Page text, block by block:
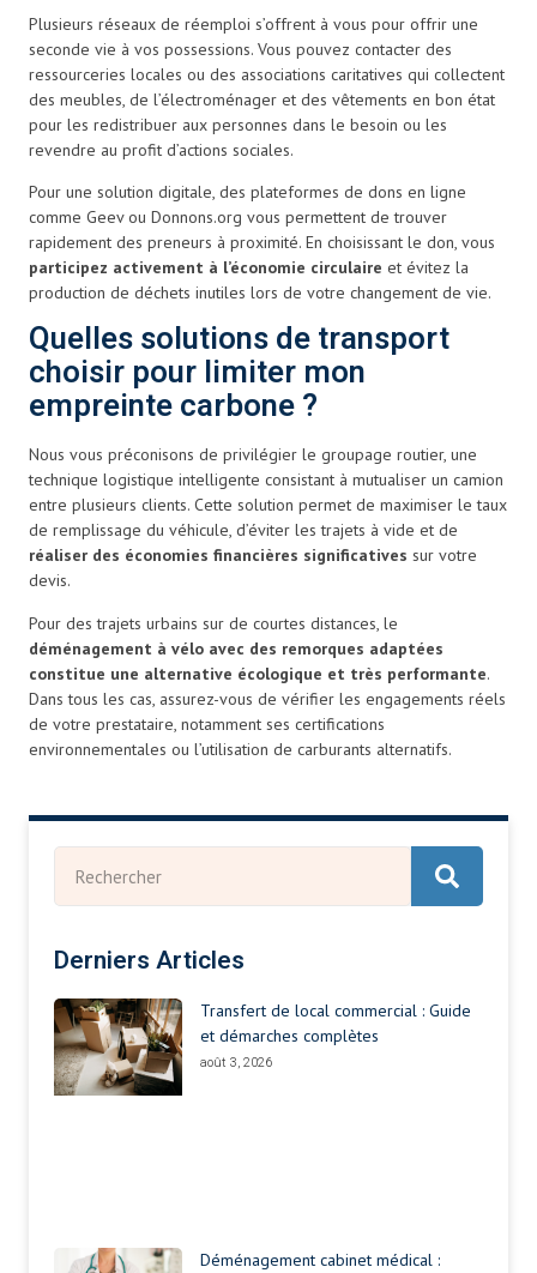
Derniers Articles
Transfert de local commercial : Guide
et démarches complètes
août 3, 2026
Déménagement cabinet médical :
Plusieurs réseaux de réemploi s’offrent à vous pour offrir une
seconde vie à vos possessions. Vous pouvez contacter des
ressourceries locales ou des associations caritatives qui collectent
des meubles, de l’électroménager et des vêtements en bon état
pour les redistribuer aux personnes dans le besoin ou les
revendre au profit d’actions sociales.
Pour une solution digitale, des plateformes de dons en ligne
comme Geev ou Donnons.org vous permettent de trouver
rapidement des preneurs à proximité. En choisissant le don, vous
participez activement à l’économie circulaire et évitez la
production de déchets inutiles lors de votre changement de vie.
Quelles solutions de transport
choisir pour limiter mon
empreinte carbone ?
Nous vous préconisons de privilégier le groupage routier, une
technique logistique intelligente consistant à mutualiser un camion
entre plusieurs clients. Cette solution permet de maximiser le taux
de remplissage du véhicule, d’éviter les trajets à vide et de
réaliser des économies financières significatives sur votre
devis.
Pour des trajets urbains sur de courtes distances, le
déménagement à vélo avec des remorques adaptées
constitue une alternative écologique et très performante.
Dans tous les cas, assurez-vous de vérifier les engagements réels
de votre prestataire, notamment ses certifications
environnementales ou l’utilisation de carburants alternatifs.